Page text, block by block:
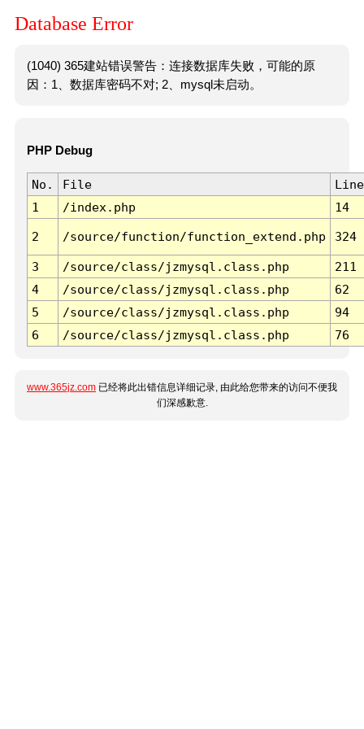
Database Error
(1040) 365建站错误警告：连接数据库失败，可能的原
因：1、数据库密码不对; 2、mysql未启动。
PHP Debug
No. File
Line
1
/index.php 14
2 /source/function/function_extend.php 324
3 /source/class/jzmysql.class.php
211
4
/source/class/jzmysql.class.php
62
5
/source/class/jzmysql.class.php
94
6
/source/class/jzmysql.class.php 76
www.365jz.com 已经将此出错信息详细记录, 由此给您带来的访问不便我
们深感歉意.